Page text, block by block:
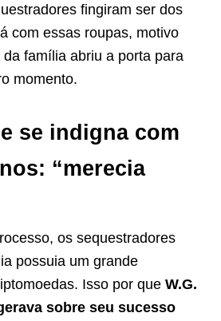
fingiram ser dos
com essas roupas, motivo
família abriu a porta para
momento.
se indigna com
“merecia
os sequestradores
possuia um grande
Isso por que W.G.
sobre seu sucesso